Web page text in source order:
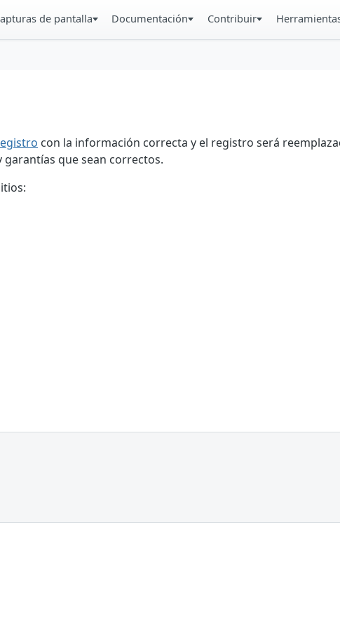
de pantalla Documentación Contribuir
con la información correcta y el registro será
que sean correctos.